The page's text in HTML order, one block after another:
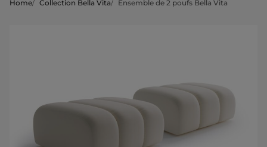
Home/ Collection Bella Vita/ Ensemble de 2 poufs Bella Vita